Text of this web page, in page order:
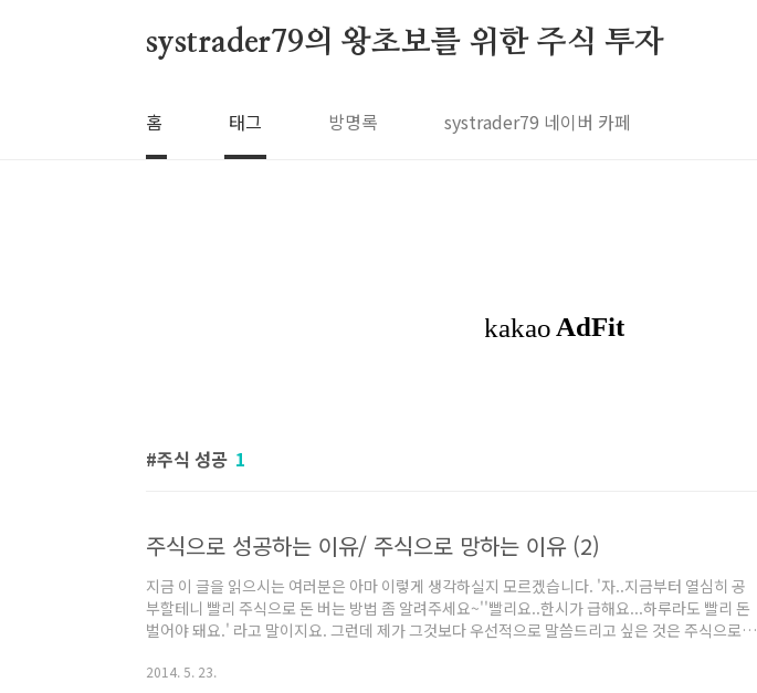
systrader79의 왕초보를 위한 주식 투자
홈 태그 방명록 systrader79 네이버 카페
주식 성공 1
주식으로 성공하는 이유/ 주식으로 망하는 이유 (2)
지금 이 글을 읽으시는 여러분은 아마 이렇게 생각하실지 모르겠습니다. '자..지금부터 열심히 공
부할테니 빨리 주식으로 돈 버는 방법 좀 알려주세요~''빨리요..한시가 급해요...하루라도 빨리 돈
벌어야 돼요.' 라고 말이지요. 그런데 제가 그것보다 우선적으로 말씀드리고 싶은 것은 주식으로 왜
로 성공하는 사람보다는 망하는 사람이 절대적으로 더 많기 때문입니다. 통계적으로 95%의 주식
2014. 5. 23.